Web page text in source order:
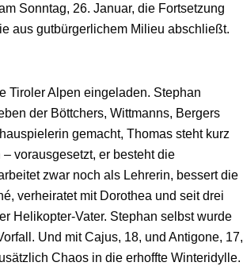
Sonntag, 26. Januar, die Fortsetzung
aus gutbürgerlichem Milieu abschließt.
Tiroler Alpen eingeladen. Stephan
der Böttchers, Wittmanns, Bergers
gemacht, Thomas steht kurz
vorausgesetzt, er besteht die
zwar noch als Lehrerin, bessert die
verheiratet mit Dorothea und seit drei
Helikopter-Vater. Stephan selbst wurde
Und mit Cajus, 18, und Antigone, 17,
Chaos in die erhoffte Winteridylle.